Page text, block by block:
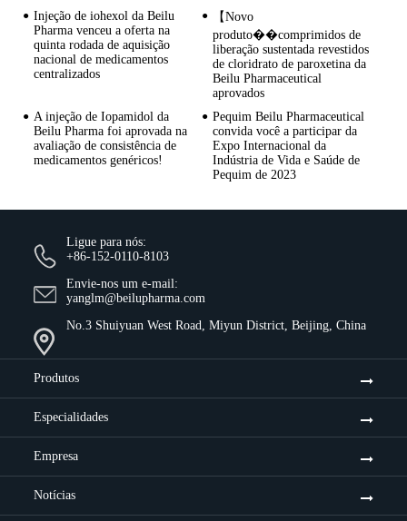
Injeção de iohexol da Beilu
Pharma venceu a oferta na
quinta rodada de aquisição
nacional de medicamentos
centralizados
【Novo
produto��comprimidos de
liberação sustentada revestidos
de cloridrato de paroxetina da
Beilu Pharmaceutical
aprovados
A injeção de Iopamidol da
Beilu Pharma foi aprovada na
avaliação de consistência de
medicamentos genéricos!
Pequim Beilu Pharmaceutical
convida você a participar da
Expo Internacional da
Indústria de Vida e Saúde de
Pequim de 2023
Ligue para nós:
+86-152-0110-8103
Envie-nos um e-mail:
yanglm@beilupharma.com
No.3 Shuiyuan West Road, Miyun District, Beijing, China
Produtos
Especialidades
Empresa
Notícias